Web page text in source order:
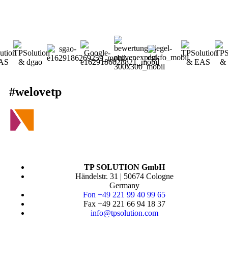
#welovetp
TP SOLUTION GmbH
Händelstr. 31 | 50674 Cologne
Germany
Fon +49 221 99 40 99 65
Fax +49 221 66 94 18 37
info@tpsolution.com